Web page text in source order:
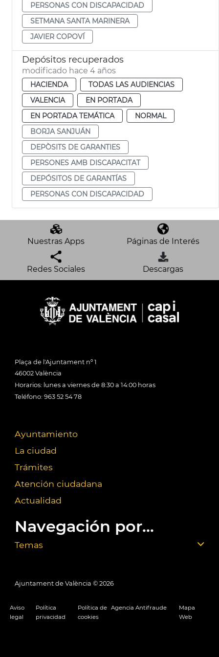
PERSONAS CON DISCAPACIDAD
SETMANA SANTA MARINERA
JAVIER COPOVÍ
Depósitos recuperados
modificado hace 4 años
HACIENDA
TODAS LAS AUDIENCIAS
VALENCIA
EN PORTADA
EN PORTADA TEMÁTICA
NORMAL
BORJA SANJUÁN
DEPÒSITS DE GARANTIES
PERSONES AMB DISCAPACITAT
DEPÓSITOS DE GARANTÍAS
PERSONAS CON DISCAPACIDAD
Nuestras Apps Páginas de Interés
Redes Sociales Descargas
Plaça de l'Ajuntament nº 1
46002 València
Horarios: lunes a viernes de 8:30 a 14:00 horas
Teléfono: 963 52 54 78
Ayuntamiento
La ciudad
Trámites
Atención ciudadana
Actualidad
Navegación por...
Temas
Ajuntament de València © 2026
Aviso
legal
Política
privacidad
Política de
cookies
Agencia Antifraude
Mapa
Web